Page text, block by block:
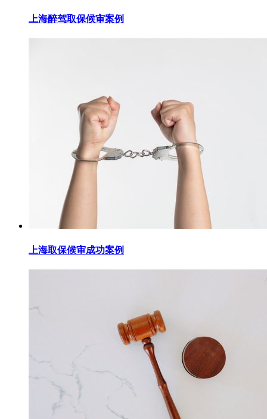
上海醉驾取保候审案例
上海取保候审成功案例